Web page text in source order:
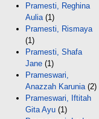
Pramesti, Reghina
Aulia (1)
Pramesti, Rismaya
(1)
Pramesti, Shafa
Jane (1)
Prameswari,
Anazzah Karunia (2)
Prameswari, Iftitah
Gita Ayu (1)